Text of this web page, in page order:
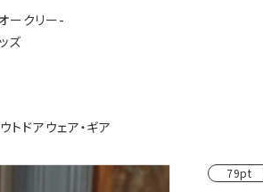
イズで選ぶ
MENS
XSSMLXL
春・夏に向けたアウトドアグ
ークリー-
ズ
ドアウェア・ギア
79pt